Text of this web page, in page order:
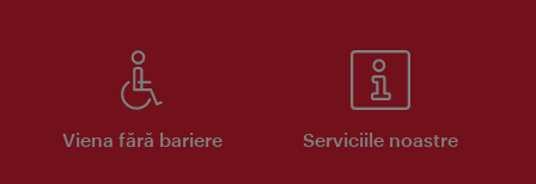
Viena fără bariere Serviciile noastre